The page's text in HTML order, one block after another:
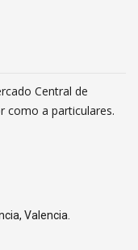
Central de
como a particulares.
Valencia.